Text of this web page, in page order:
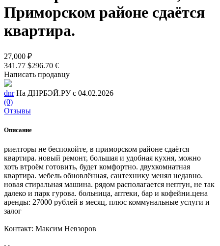
Приморском районе сдаётся
квартира.
27,000 ₽
341.77 $296.70 €
Написать продавцу
dnr На ДНРБЭЙ.РУ с 04.02.2026
(0)
Отзывы
Описание
риелторы не беспокойте, в приморском районе сдаётся
квартира. новый ремонт, большая и удобная кухня, можно
хоть втроём готовить, будет комфортно. двухкомнатная
квартира. мебель обновлённая, сантехнику менял недавно.
новая стиральная машина. рядом располагается нептун, не так
далеко и парк гурова. больница, аптеки, бар и кофейни.цена
аренды: 27000 рублей в месяц, плюс коммунальные услуги и
залог
Контакт: Максим Невзоров